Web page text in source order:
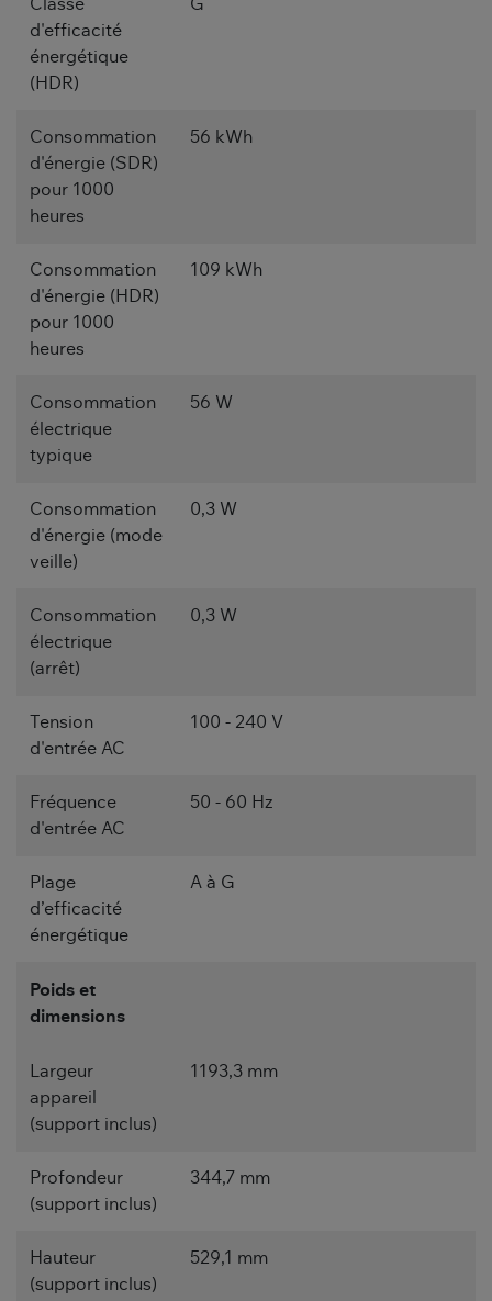
Classe
d'efficacité
énergétique
(HDR)
G
Consommation
d'énergie (SDR)
pour 1000
heures
56 kWh
Consommation
d'énergie (HDR)
pour 1000
heures
109 kWh
Consommation
électrique
typique
56 W
Consommation
d'énergie (mode
veille)
0,3 W
Consommation
électrique
(arrêt)
0,3 W
Tension
d'entrée AC
100 - 240 V
Fréquence
d'entrée AC
50 - 60 Hz
Plage
d’efficacité
énergétique
A à G
Poids et
dimensions
Largeur
appareil
(support inclus)
1193,3 mm
Profondeur
(support inclus)
344,7 mm
Hauteur
(support inclus)
529,1 mm